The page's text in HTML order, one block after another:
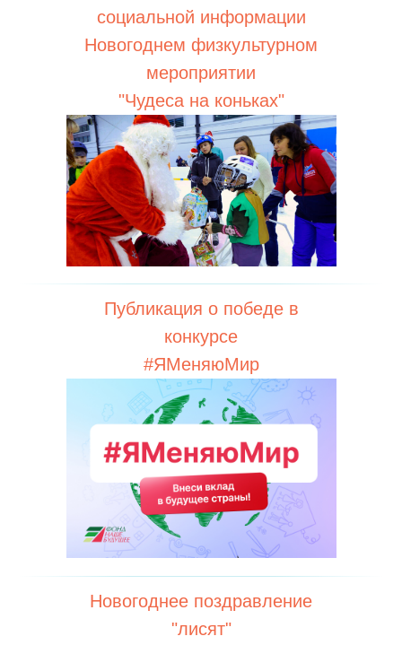
социальной информации
Новогоднем физкультурном
мероприятии
"Чудеса на коньках"
Публикация о победе в
конкурсе
#ЯМеняюМир
Новогоднее поздравление
"лисят"